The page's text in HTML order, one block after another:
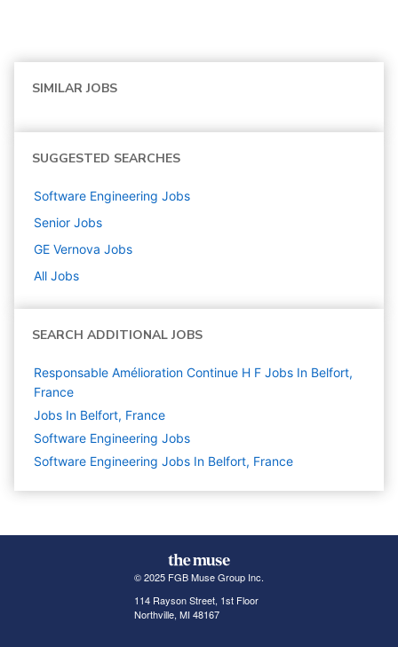
SIMILAR JOBS
SUGGESTED SEARCHES
Software Engineering Jobs
Senior Jobs
GE Vernova Jobs
All Jobs
SEARCH ADDITIONAL JOBS
Responsable Amélioration Continue H F Jobs In Belfort,
France
Jobs In Belfort, France
Software Engineering Jobs
Software Engineering Jobs In Belfort, France
© 2025 FGB Muse Group Inc.
114 Rayson Street, 1st Floor
Northville, MI 48167